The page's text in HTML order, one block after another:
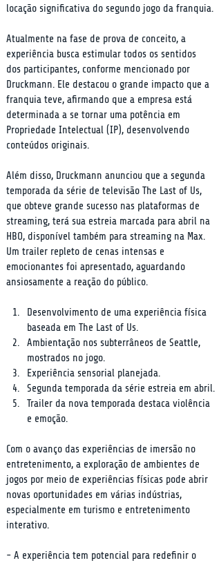
locação significativa do segundo jogo da franquia.
Atualmente na fase de prova de conceito, a
experiência busca estimular todos os sentidos
dos participantes, conforme mencionado por
Druckmann. Ele destacou o grande impacto que a
franquia teve, afirmando que a empresa está
determinada a se tornar uma potência em
Propriedade Intelectual (IP), desenvolvendo
conteúdos originais.
Além disso, Druckmann anunciou que a segunda
temporada da série de televisão The Last of Us,
que obteve grande sucesso nas plataformas de
streaming, terá sua estreia marcada para abril na
HBO, disponível também para streaming na Max.
Um trailer repleto de cenas intensas e
emocionantes foi apresentado, aguardando
ansiosamente a reação do público.
Desenvolvimento de uma experiência física
baseada em The Last of Us.
Ambientação nos subterrâneos de Seattle,
mostrados no jogo.
Experiência sensorial planejada.
Segunda temporada da série estreia em abril.
Trailer da nova temporada destaca violência
e emoção.
Com o avanço das experiências de imersão no
entretenimento, a exploração de ambientes de
jogos por meio de experiências físicas pode abrir
novas oportunidades em várias indústrias,
especialmente em turismo e entretenimento
interativo.
- A experiência tem potencial para redefinir o